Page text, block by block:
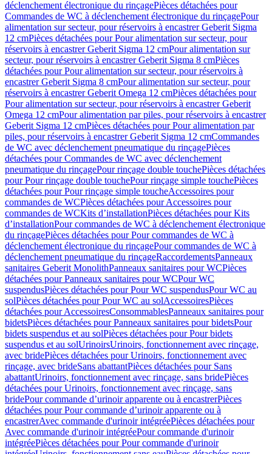
déclenchement électronique du rinçagePièces détachées pour
Commandes de WC à déclenchement électronique du rinçagePour
alimentation sur secteur, pour réservoirs à encastrer Geberit Sigma
12 cmPièces détachées pour Pour alimentation sur secteur, pour
réservoirs à encastrer Geberit Sigma 12 cmPour alimentation sur
secteur, pour réservoirs à encastrer Geberit Sigma 8 cmPièces
détachées pour Pour alimentation sur secteur, pour réservoirs à
encastrer Geberit Sigma 8 cmPour alimentation sur secteur, pour
réservoirs à encastrer Geberit Omega 12 cmPièces détachées pour
Pour alimentation sur secteur, pour réservoirs à encastrer Geberit
Omega 12 cmPour alimentation par piles, pour réservoirs à encastrer
Geberit Sigma 12 cmPièces détachées pour Pour alimentation par
piles, pour réservoirs à encastrer Geberit Sigma 12 cmCommandes
de WC avec déclenchement pneumatique du rinçagePièces
détachées pour Commandes de WC avec déclenchement
pneumatique du rinçagePour rinçage double touchePièces détachées
pour Pour rinçage double touchePour rinçage simple touchePièces
détachées pour Pour rinçage simple toucheAccessoires pour
commandes de WCPièces détachées pour Accessoires pour
commandes de WCKits d’installationPièces détachées pour Kits
d’installationPour commandes de WC à déclenchement électronique
du rinçagePièces détachées pour Pour commandes de WC à
déclenchement électronique du rinçagePour commandes de WC à
déclenchement pneumatique du rinçageRaccordementsPanneaux
sanitaires Geberit MonolithPanneaux sanitaires pour WCPièces
détachées pour Panneaux sanitaires pour WCPour WC
suspendusPièces détachées pour Pour WC suspendusPour WC au
solPièces détachées pour Pour WC au solAccessoiresPièces
détachées pour AccessoiresConsommablesPanneaux sanitaires pour
bidetsPièces détachées pour Panneaux sanitaires pour bidetsPour
bidets suspendus et au solPièces détachées pour Pour bidets
suspendus et au solUrinoirsUrinoirs, fonctionnement avec rinçage,
avec bridePièces détachées pour Urinoirs, fonctionnement avec
rinçage, avec brideSans abattantPièces détachées pour Sans
abattantUrinoirs, fonctionnement avec rinçage, sans bridePièces
détachées pour Urinoirs, fonctionnement avec rinçage, sans
bridePour commande d’urinoir apparente ou à encastrerPièces
détachées pour Pour commande d’urinoir apparente ou à
encastrerAvec commande d'urinoir intégréePièces détachées pour
Avec commande d'urinoir intégréePour commande d'urinoir
intégréePièces détachées pour Pour commande d'urinoir